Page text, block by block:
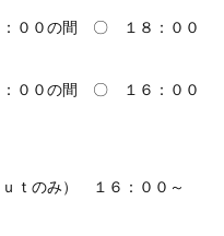
：００の間 〇 １８：００
の間 〇 １６：００
み） １６：００～